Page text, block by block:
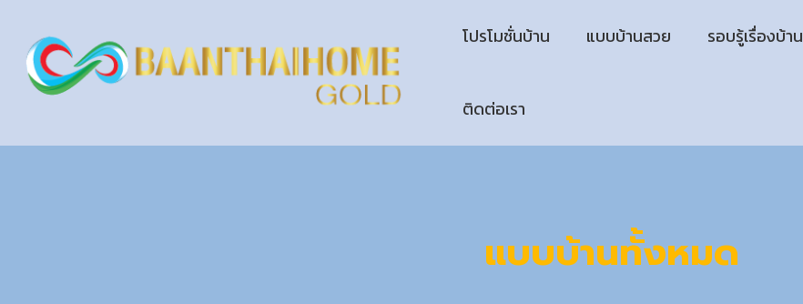
โปรโมชั่นบ้าน แบบบ้านสวย รอบรู้เรื่องบ้าน
ติดต่อเรา
แบบบ้านทั้งหมด